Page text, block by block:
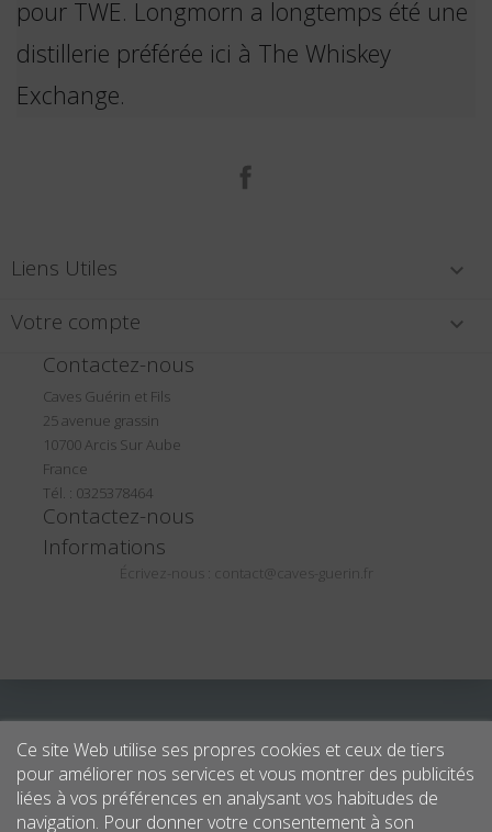
pour TWE. Longmorn a longtemps été une
distillerie préférée ici à The Whiskey
Exchange.
Liens Utiles 
Votre compte 
Contactez-nous
Caves Guérin et Fils
25 avenue grassin
10700 Arcis Sur Aube
France
Tél. : 0325378464
Contactez-nous
Informations
Écrivez-nous : contact@caves-guerin.fr
Ce site Web utilise ses propres cookies et ceux de tiers
pour améliorer nos services et vous montrer des publicités
liées à vos préférences en analysant vos habitudes de
navigation. Pour donner votre consentement à son